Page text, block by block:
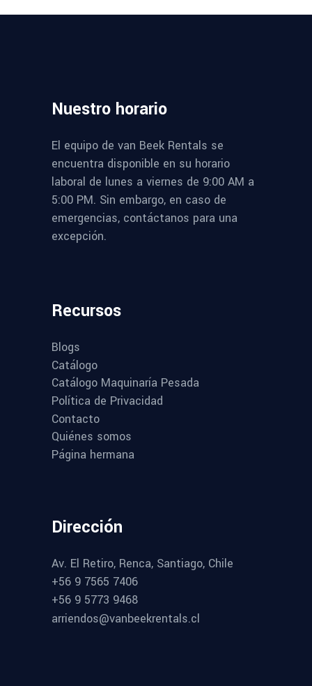
Nuestro horario
El equipo de van Beek Rentals se
encuentra disponible en su horario
laboral de lunes a viernes de 9:00 AM a
5:00 PM. Sin embargo, en caso de
emergencias, contáctanos para una
excepción.
Recursos
Blogs
Catálogo
Catálogo Maquinaría Pesada
Política de Privacidad
Contacto
Quiénes somos
Página hermana
Dirección
Av. El Retiro, Renca, Santiago, Chile
+56 9 7565 7406
+56 9 5773 9468
arriendos@vanbeekrentals.cl